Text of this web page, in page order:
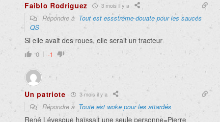
Faiblo Rodriguez 3 mois il y a
Répondre à Tout est essstrême-douate pour les saucés
QS
Si elle avait des roues, elle serait un tracteur
0 -1
Un patriote 3 mois il y a
Répondre à Toute est woke pour les attardés
René Lévesque haïssait une seule personne=Pierre